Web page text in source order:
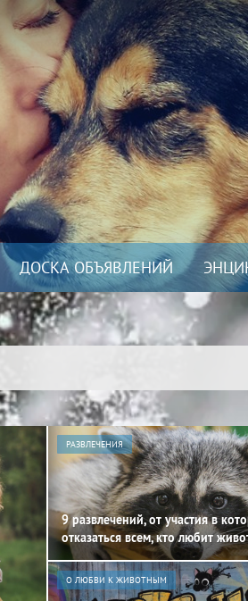
ДОСКА ОБЪЯВЛЕНИЙ
РАЗВЛЕЧЕНИЯ
9 развлечений, от участия в
отказаться всем, кто любит
О ЛЮБВИ К ЖИВОТНЫМ